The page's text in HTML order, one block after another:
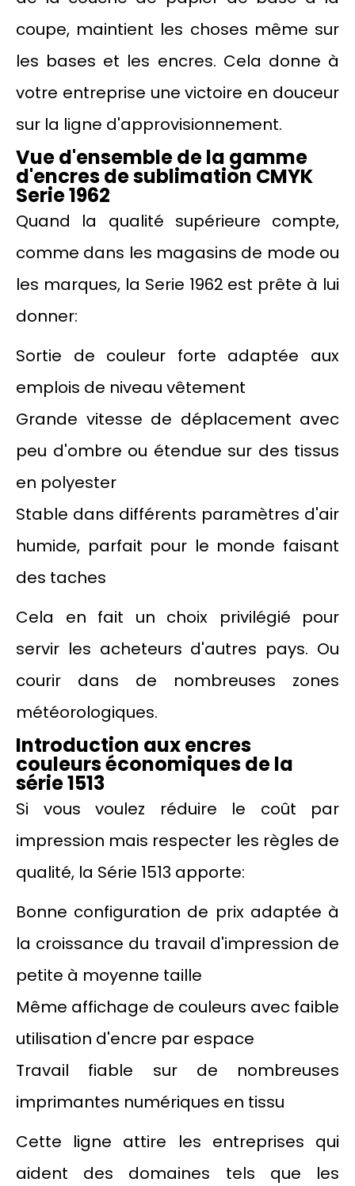
coupe, maintient les choses même sur
les bases et les encres. Cela donne à
votre entreprise une victoire en douceur
sur la ligne d'approvisionnement.
Vue d'ensemble de la gamme
d'encres de sublimation CMYK
Serie 1962
Quand la qualité supérieure compte,
comme dans les magasins de mode ou
les marques, la Serie 1962 est prête à lui
donner:
Sortie de couleur forte adaptée aux
emplois de niveau vêtement
Grande vitesse de déplacement avec
peu d'ombre ou étendue sur des tissus
en polyester
Stable dans différents paramètres d'air
humide, parfait pour le monde faisant
des taches
Cela en fait un choix privilégié pour
servir les acheteurs d'autres pays. Ou
courir dans de nombreuses zones
météorologiques.
Introduction aux encres
couleurs économiques de la
série 1513
Si vous voulez réduire le coût par
impression mais respecter les règles de
qualité, la Série 1513 apporte:
Bonne configuration de prix adaptée à
la croissance du travail d'impression de
petite à moyenne taille
Même affichage de couleurs avec faible
utilisation d'encre par espace
Travail fiable sur de nombreuses
imprimantes numériques en tissu
Cette ligne attire les entreprises qui
aident des domaines tels que les